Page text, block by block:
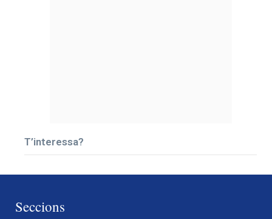
T’interessa?
Seccions